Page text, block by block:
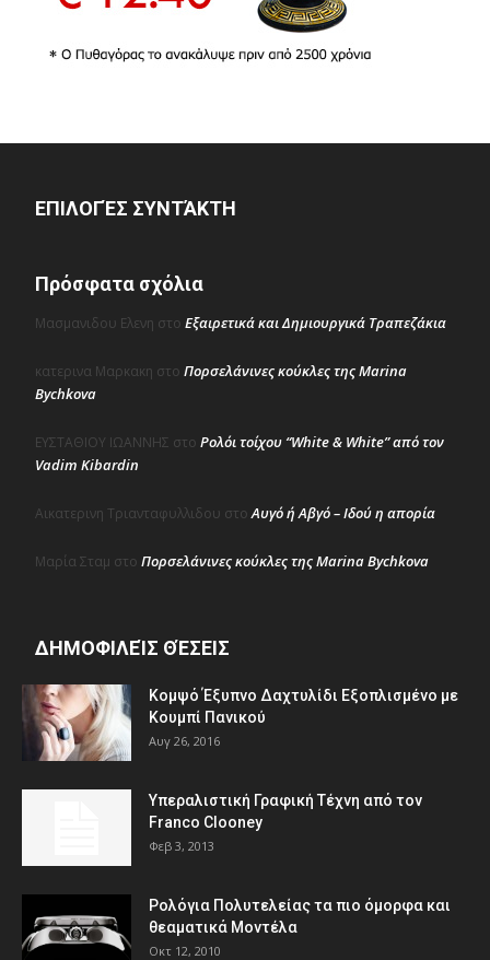
ΕΠΙΛΟΓΈΣ ΣΥΝΤΆΚΤΗ
Πρόσφατα σχόλια
Μασμανιδου Ελενη στο Εξαιρετικά και Δημιουργικά Τραπεζάκια
κατερινα Μαρκακη στο Πορσελάνινες κούκλες της Marina
Bychkova
ΕΥΣΤΑΘΙΟΥ ΙΩΑΝΝΗΣ στο Ρολόι τοίχου “White & White” από τον
Vadim Kibardin
Αικατερινη Τριανταφυλλιδου στοΑυγό ή Αβγό – Ιδού η απορία
Μαρία Σταμ στο Πορσελάνινες κούκλες της Marina Bychkova
ΔΗΜΟΦΙΛΕΊΣ ΘΈΣΕΙΣ
Κομψό Έξυπνο Δαχτυλίδι Εξοπλισμένο με
Κουμπί Πανικού
Αυγ 26, 2016
Υπεραλιστική Γραφική Τέχνη από τον
Franco Clooney
Φεβ 3, 2013
Ρολόγια Πολυτελείας τα πιο όμορφα και
θεαματικά Μοντέλα
Οκτ 12, 2010